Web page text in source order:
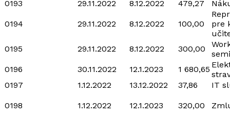
0193
29.11.2022 8.12.2022 479,27
0194 29.11.2022 8.12.2022 100,00
pre
0195
29.11.2022 8.12.2022 300,00
0196
30.11.2022 12.1.2023 1 680,65
0197
1.12.2022 13.12.2022 37,86 IT
0198 1.12.2022 12.1.2023 320,00